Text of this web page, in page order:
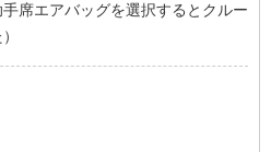
席エアバッグを選択するとクルー